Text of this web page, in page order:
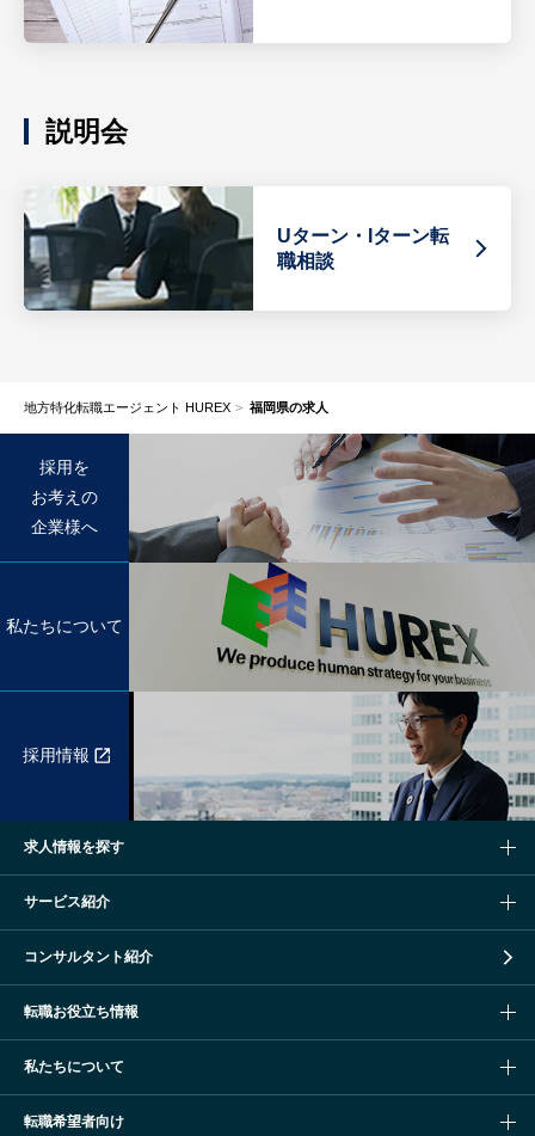
説明会
Uターン・Iターン転
職相談
地方特化転職エージェント HUREX 福岡県の求人
採用情報
私たちについて
採用を
お考えの
企業様へ
求人情報を探す
サービス紹介
コンサルタント紹介
転職お役立ち情報
私たちについて
転職希望者向け